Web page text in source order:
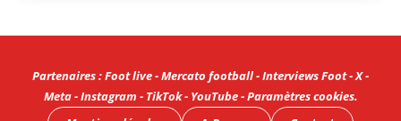
Partenaires:Foot live-Mercato football-Interviews Foot-X-
Meta-Instagram - TikTok- YouTube-Paramètres cookies.